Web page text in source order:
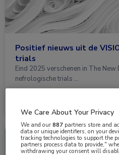
Positief nieuws uit de
trials
Eind 2025 verschenen in The
nefrologische trials …
Congresnieuws Nefrologie
We Care About Your Privacy
We and our887 partners store and
data or unique identifiers, on your
tracking technologies to support the
partners process data to provide,"
withdrawing your consent will